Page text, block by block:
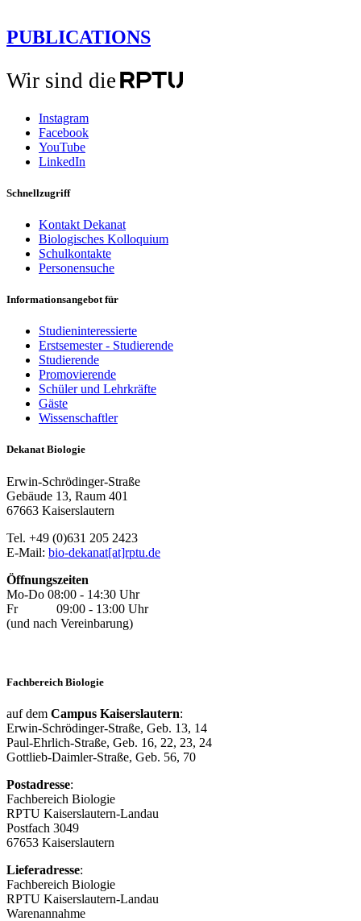
PUBLICATIONS
Wir sind die
Instagram
Facebook
YouTube
LinkedIn
Schnellzugriff
Kontakt Dekanat
Biologisches Kolloquium
Schulkontakte
Personensuche
Informationsangebot für
Studieninteressierte
Erstsemester - Studierende
Studierende
Promovierende
Schüler und Lehrkräfte
Gäste
Wissenschaftler
Dekanat Biologie
Erwin-Schrödinger-Straße
Gebäude 13, Raum 401
67663 Kaiserslautern
Tel. +49 (0)631 205 2423
E-Mail: bio-dekanat[at]rptu.de
Öffnungszeiten
Mo-Do 08:00 - 14:30 Uhr
Fr 09:00 - 13:00 Uhr
(und nach Vereinbarung)
Fachbereich Biologie
auf dem Campus Kaiserslautern:
Erwin-Schrödinger-Straße, Geb. 13, 14
Paul-Ehrlich-Straße, Geb. 16, 22, 23, 24
Gottlieb-Daimler-Straße, Geb. 56, 70
Postadresse:
Fachbereich Biologie
RPTU Kaiserslautern-Landau
Postfach 3049
67653 Kaiserslautern
Lieferadresse:
Fachbereich Biologie
RPTU Kaiserslautern-Landau
Warenannahme